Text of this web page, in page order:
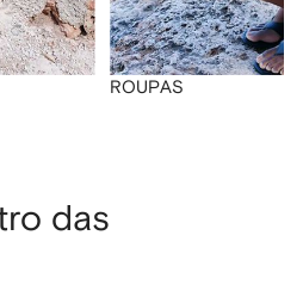
ROUPAS
das